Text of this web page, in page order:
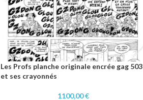
Les Profs planche originale encrée gag 503
et ses crayonnés
1100,00€